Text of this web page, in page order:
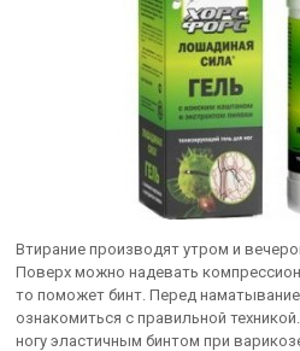
Втирание производят утром и
Поверх можно надевать
то поможет бинт. Перед
ознакомиться с правильной
ногу эластичным бинтом при